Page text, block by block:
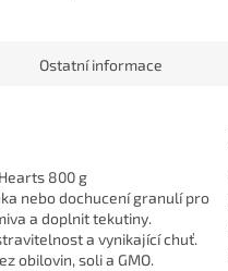
Ostatní informace
800 g
nebo dochucení granulí pro
a doplnit tekutiny.
a vynikající chuť.
obilovin, soli a GMO.